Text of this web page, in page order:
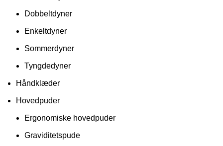
Dobbeltdyner
Enkeltdyner
Sommerdyner
Tyngdedyner
Håndklæder
Hovedpuder
Ergonomiske hovedpuder
Graviditetspude